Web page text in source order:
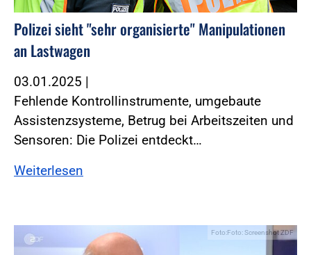
Polizei sieht "sehr organisierte" Manipulationen
an Lastwagen
03.01.2025 |
Fehlende Kontrollinstrumente, umgebaute
Assistenzsysteme, Betrug bei Arbeitszeiten und
Sensoren: Die Polizei entdeckt…
Weiterlesen
Foto:Foto: Screenshot ZDF